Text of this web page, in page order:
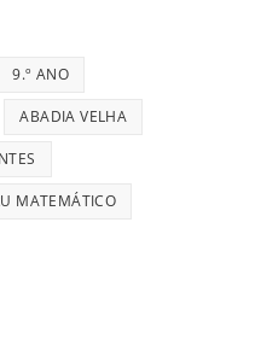
9.º ANO
ABADIA VELHA
MATEMÁTICO